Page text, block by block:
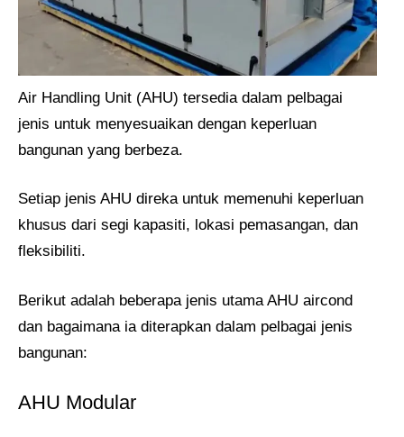
Air Handling Unit (AHU) tersedia dalam pelbagai
jenis untuk menyesuaikan dengan keperluan
bangunan yang berbeza.
Setiap jenis AHU direka untuk memenuhi keperluan
khusus dari segi kapasiti, lokasi pemasangan, dan
fleksibiliti.
Berikut adalah beberapa jenis utama AHU aircond
dan bagaimana ia diterapkan dalam pelbagai jenis
bangunan:
AHU Modular